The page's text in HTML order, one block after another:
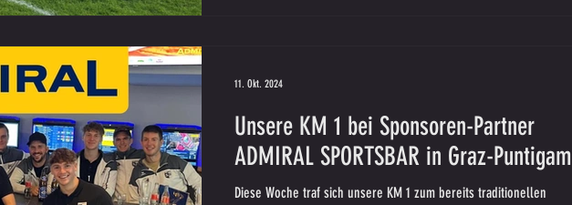
Unsere KM 1 bei Sponsoren-Partner
ADMIRAL SPORTSBAR in Graz-Puntigam
Diese Woche traf sich unsere KM 1 zum bereits traditionellen
11. Okt. 2024